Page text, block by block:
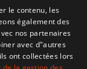
BASQUE
FRENCH
le contenu, les
également des
nos partenaires
avec d"autres
ont collectées lors